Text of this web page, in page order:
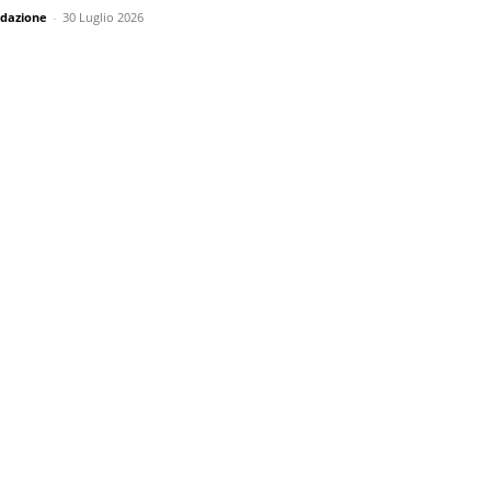
- 30 Luglio 2026